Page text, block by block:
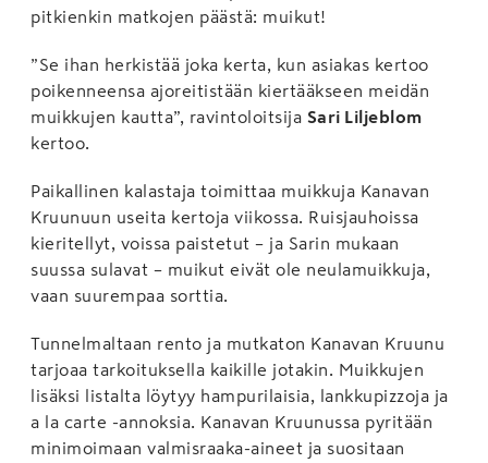
pitkienkin matkojen päästä: muikut!
”Se ihan herkistää joka kerta, kun asiakas kertoo
poikenneensa ajoreitistään kiertääkseen meidän
muikkujen kautta”, ravintoloitsija Sari Liljeblom
kertoo.
Paikallinen kalastaja toimittaa muikkuja Kanavan
Kruunuun useita kertoja viikossa. Ruisjauhoissa
kieritellyt, voissa paistetut – ja Sarin mukaan
suussa sulavat – muikut eivät ole neulamuikkuja,
vaan suurempaa sorttia.
Tunnelmaltaan rento ja mutkaton Kanavan Kruunu
tarjoaa tarkoituksella kaikille jotakin. Muikkujen
lisäksi listalta löytyy hampurilaisia, lankkupizzoja ja
a la carte -annoksia. Kanavan Kruunussa pyritään
minimoimaan valmisraaka-aineet ja suositaan